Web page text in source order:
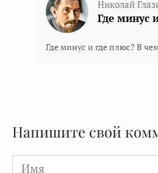
Николай
Где минус
Где минус и где плюс? В
Напишите свой
Имя